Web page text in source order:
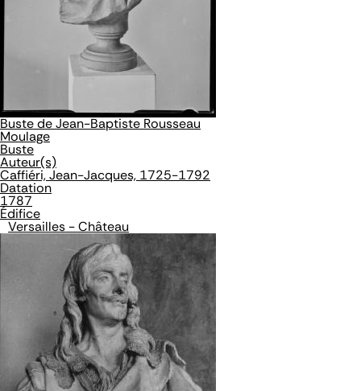
Buste de Jean-Baptiste Rousseau
Moulage
Buste
Auteur(s)
Caffiéri, Jean-Jacques, 1725-1792
Datation
1787
Édifice
Versailles - Château